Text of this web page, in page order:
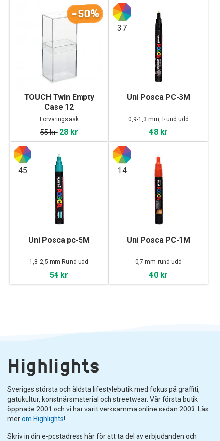
-50%
TOUCH Twin Empty
Case 12
Förvaringsask
55 kr 28 kr
37
Uni Posca PC-3M
0,9-1,3 mm, Rund udd
48 kr
45
Uni Posca pc-5M
1,8-2,5 mm Rund udd
54 kr
14
Uni Posca PC-1M
0,7 mm rund udd
40 kr
Highlights
Sveriges största och äldsta lifestylebutik med fokus på graffiti,
gatukultur, konstnärsmaterial och streetwear. Vår första butik
öppnade 2001 och vi har varit verksamma online sedan 2003. Läs
merom Highlights!
Skriv in din e-postadress här för att ta del av erbjudanden och